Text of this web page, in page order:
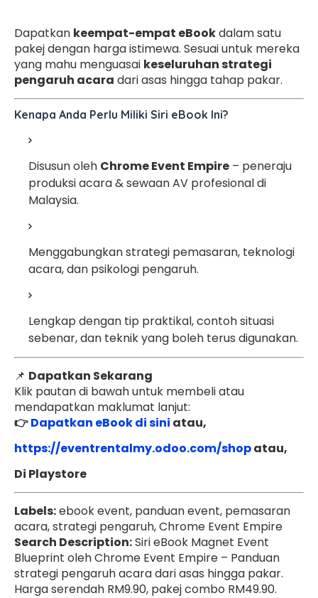
Dapatkan keempat-empat eBookdalam satu
pakej dengan harga istimewa. Sesuai untuk mereka
yang mahu menguasai keseluruhan strategi
pengaruh acara dari asas hingga tahap pakar.
Kenapa Anda Perlu Miliki Siri eBook Ini?
Disusun oleh Chrome Event Empire – peneraju
produksi acara & sewaan AV profesional di
Malaysia.
Menggabungkan strategi pemasaran, teknologi
acara, dan psikologi pengaruh.
Lengkap dengan tip praktikal, contoh situasi
sebenar, dan teknik yang boleh terus digunakan.
📌 Dapatkan Sekarang
Klik pautan di bawah untuk membeli atau
mendapatkan maklumat lanjut:
👉Dapatkan eBook di sini atau,
https://eventrentalmy.odoo.com/shopatau,
Di Playstore
Labels:ebook event, panduan event, pemasaran
acara, strategi pengaruh, Chrome Event Empire
Search Description:Siri eBook Magnet Event
Blueprint oleh Chrome Event Empire – Panduan
strategi pengaruh acara dari asas hingga pakar.
Harga serendah RM9.90, pakej combo RM49.90.